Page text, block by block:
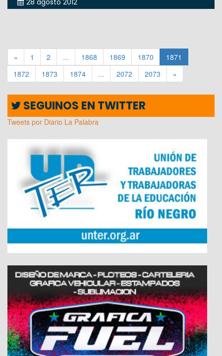
« 1 2 ... 1868 1869 1870
1871
1872
1873 1874 ... 2072 2073 »
SEGUINOS EN TWITTER
Tweets por Diario La Palabra